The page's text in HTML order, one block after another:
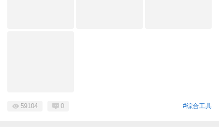
#综合工具
59104 0